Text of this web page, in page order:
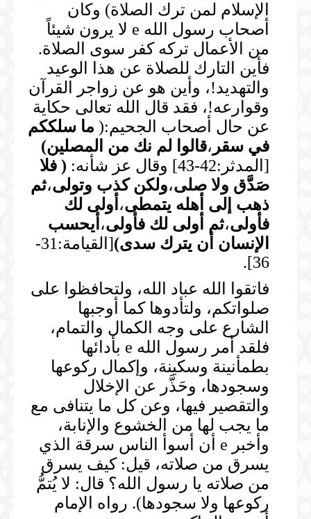
الإسلام لمن ترك الصلاة) وكان
أصحاب رسول الله e لا يرون شيئاً
من الأعمال تركه كفر سوى الصلاة.
فأين التارك للصلاة عن هذا الوعيد
والتهديد!، وأين هو عن زواجر القرآن
وقوارعه!، فقد قال الله تعالى حكاية
عن حال أصحاب الجحيم:( ما سلككم
في سقر ،قالوا لم نك من المصلين)
[المدثر:42-43] وقال عز شأنه:
( فلا
صَدَّق ولا صلى،ولكن كذب وتولى،ثم
ذهب إلى أهله يتمطى، أولى لك
فأولى،ثم أولى لك فأولى، أيحسب
الإنسان أن يترك سدى)
[القيامة:31-
36].
فاتقوا الله عباد الله، ولتحافظوا على
صلواتكم، ولتأدوها كما أوجبها
الشارع على وجه الكمال والتمام،
فلقد أمر رسول الله e بأدائها
بطمأنينة وسكينة، وإكمال ركوعها
وسجودها، وحَذَّر عن الإخلال
والتقصير فيها، وعن كل ما يتنافى مع
ما يجب لها من الخشوع والإنابة،
وأخبر e أن أسوأ الناس سرقة الذي
يسرق من صلاته، قيل: كيف يسرق
من صلاته يا رسول الله؟ قال: لا يُتمُّ
ركوعها ولا سجودها). رواه الإمام